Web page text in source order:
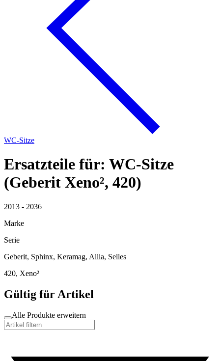
WC-Sitze
Ersatzteile für: WC-Sitze
(Geberit Xeno², 420)
2013 - 2036
Marke
Serie
Geberit, Sphinx, Keramag, Allia, Selles
420, Xeno²
Gültig für Artikel
Alle Produkte erweitern